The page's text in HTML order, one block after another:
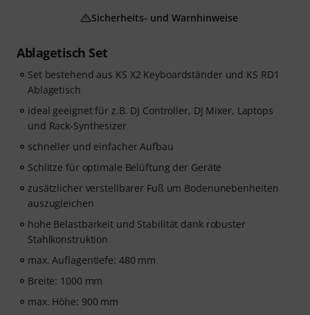
Ablagetisch Set
Set bestehend aus KS X2 Keyboardständer und KS RD1
Ablagetisch
ideal geeignet für z.B. DJ Controller, DJ Mixer, Laptops
und Rack-Synthesizer
schneller und einfacher Aufbau
Schlitze für optimale Belüftung der Geräte
zusätzlicher verstellbarer Fuß um Bodenunebenheiten
auszugleichen
hohe Belastbarkeit und Stabilität dank robuster
Stahlkonstruktion
max. Auflagentiefe: 480 mm
Breite: 1000 mm
max. Höhe: 900 mm
Sicherheits- und Warnhinweise